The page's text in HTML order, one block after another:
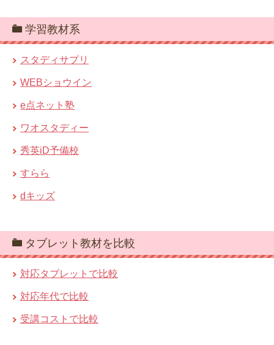
学習教材系
スタディサプリ
WEBショウイン
e点ネット塾
ワオスタディー
秀英iD予備校
すらら
dキッズ
タブレット教材を比較
対応タブレットで比較
対応年代で比較
受講コストで比較